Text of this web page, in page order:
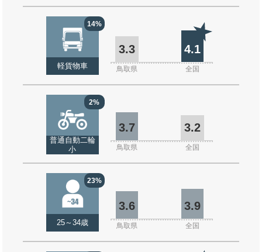
14%
軽貨物車
3.3 4.1
鳥取県 全国
2%
普通自動二輪
小
3.7 3.2
鳥取県 全国
23%
25～34歳
3.6 3.9
鳥取県 全国